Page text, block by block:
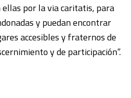
por la via caritatis, para
y puedan encontrar
accesibles y fraternos de
y de participación”.